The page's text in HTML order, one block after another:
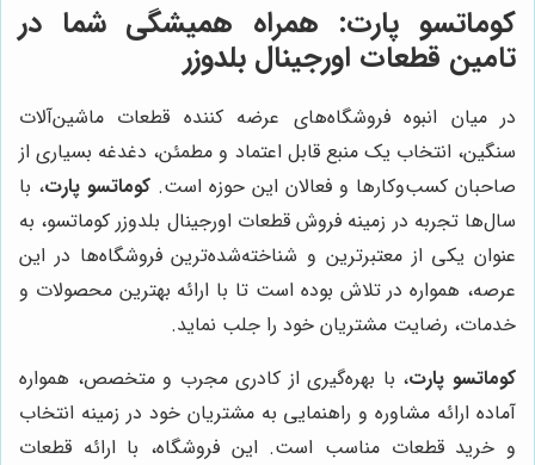
کوماتسو پارت: همراه همیشگی شما در
تامین قطعات اورجینال بلدوزر
در میان انبوه فروشگاه‌های عرضه کننده قطعات ماشین‌آلات
سنگین، انتخاب یک منبع قابل اعتماد و مطمئن، دغدغه بسیاری از
صاحبان کسب‌وکارها و فعالان این حوزه است. کوماتسو پارت، با
سال‌ها تجربه در زمینه فروش قطعات اورجینال بلدوزر کوماتسو، به
عنوان یکی از معتبرترین و شناخته‌شده‌ترین فروشگاه‌ها در این
عرصه، همواره در تلاش بوده است تا با ارائه بهترین محصولات و
خدمات، رضایت مشتریان خود را جلب نماید.
کوماتسو پارت، با بهره‌گیری از کادری مجرب و متخصص، همواره
آماده ارائه مشاوره و راهنمایی به مشتریان خود در زمینه انتخاب
و خرید قطعات مناسب است. این فروشگاه، با ارائه قطعات